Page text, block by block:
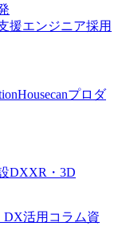
援エンジニア採用
Housecanプロダ
DXXR・3D
DX活用コラム資